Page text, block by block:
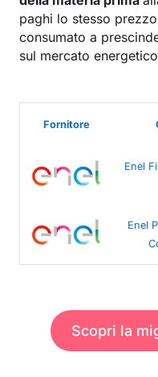
paghi lo stesso
consumato a
sul mercato
Fornitore
Enel
Enel
Scopri la